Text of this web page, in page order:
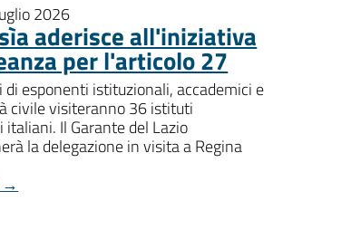
2026
aderisce all'iniziativa
per l'articolo 27
di esponenti istituzionali, accademici e
civile visiteranno 36 istituti
Il Garante del Lazio
la delegazione in visita a Regina
→